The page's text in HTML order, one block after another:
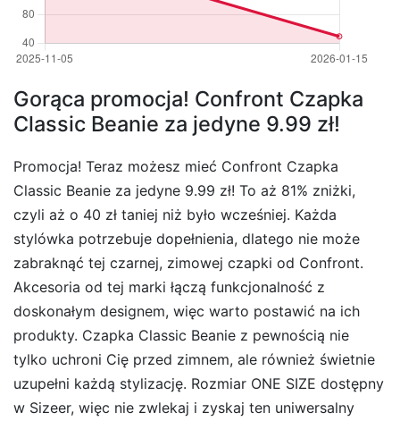
Gorąca promocja! Confront Czapka
Classic Beanie za jedyne 9.99 zł!
Promocja! Teraz możesz mieć Confront Czapka
Classic Beanie za jedyne 9.99 zł! To aż 81% zniżki,
czyli aż o 40 zł taniej niż było wcześniej. Każda
stylówka potrzebuje dopełnienia, dlatego nie może
zabraknąć tej czarnej, zimowej czapki od Confront.
Akcesoria od tej marki łączą funkcjonalność z
doskonałym designem, więc warto postawić na ich
produkty. Czapka Classic Beanie z pewnością nie
tylko uchroni Cię przed zimnem, ale również świetnie
uzupełni każdą stylizację. Rozmiar ONE SIZE dostępny
w Sizeer, więc nie zwlekaj i zyskaj ten uniwersalny